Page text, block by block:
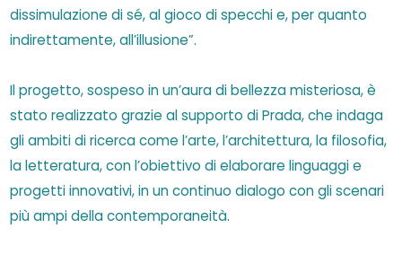
dissimulazione di sé, al gioco di specchi e, per quanto
indirettamente, all’illusione”.
Il progetto, sospeso in un’aura di bellezza misteriosa, è
stato realizzato grazie al supporto di Prada, che indaga
gli ambiti di ricerca come l’arte, l’architettura, la filosofia,
la letteratura, con l’obiettivo di elaborare linguaggi e
progetti innovativi, in un continuo dialogo con gli scenari
più ampi della contemporaneità.